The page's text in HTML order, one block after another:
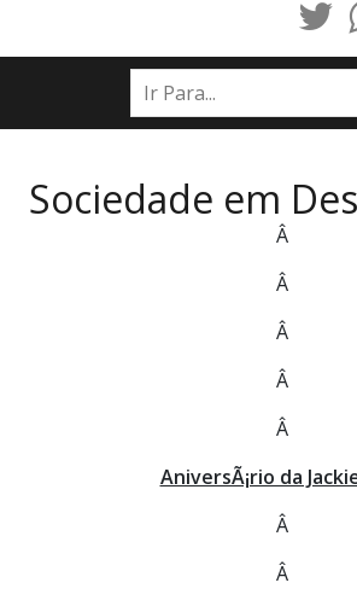
INÍCIO
NOTÍCIAS
PUBLICAÇÕES
Sociedade em
Â
Â
Â
Â
Â
AniversÃ¡rio da
Â
Â